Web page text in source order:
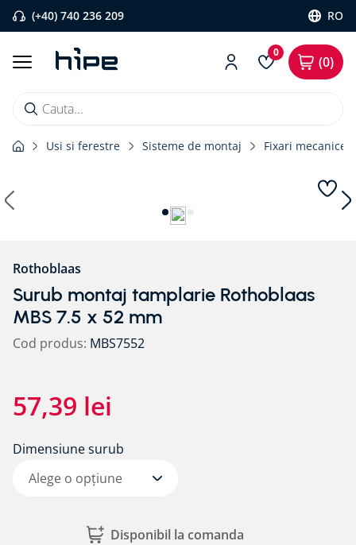
(+40) 740 236 209 RO
0
0
Cauta...
Căutări populare
4
banda precomprimata
5
bariera vapori
6.
strapungeri
7.
placa blaugelb
10
diblu cap plastic si cui metalic alpitec
Usi si ferestre Sisteme de montaj Fixari mecanice
Rothoblaas
Surub montaj tamplarie Rothoblaas
MBS 7.5 x 52 mm
Cod produs: MBS7552
57,39 lei
Dimensiune surub
Alege o opțiune
Disponibil la comanda